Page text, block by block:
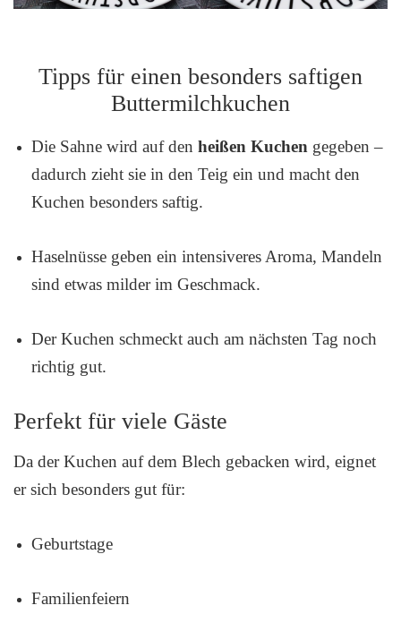
Tipps für einen besonders saftigen
Buttermilchkuchen
Die Sahne wird auf den heißen Kuchen gegeben –
dadurch zieht sie in den Teig ein und macht den
Kuchen besonders saftig.
Haselnüsse geben ein intensiveres Aroma, Mandeln
sind etwas milder im Geschmack.
Der Kuchen schmeckt auch am nächsten Tag noch
richtig gut.
Perfekt für viele Gäste
Da der Kuchen auf dem Blech gebacken wird, eignet
er sich besonders gut für:
Geburtstage
Familienfeiern